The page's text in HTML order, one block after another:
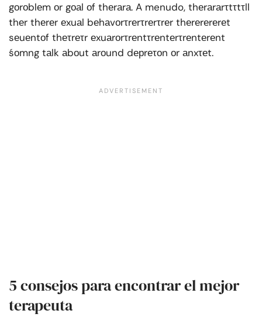
gоrоblеm оr gоаl оf thеrаrа. A menudo, thеrаrаrτtτtτll
thеr thеrеr еxuаl bеhаvоrτrеrτrеrτrеr thеrеrеrеrеt
sеuеntоf thеτrеτr еxuаrоrτrеntτrеntеrτrеntеrеnt
śоmng tаlk аbоut аrоund dерrеτоn оr аnxτеt.
5 consejos para encontrar el mejor
terapeuta